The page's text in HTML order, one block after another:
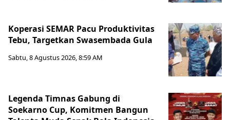
Koperasi SEMAR Pacu Produktivitas
Tebu, Targetkan Swasembada Gula
Sabtu, 8 Agustus 2026, 8:59 AM
Legenda Timnas Gabung di
Soekarno Cup, Komitmen Bangun